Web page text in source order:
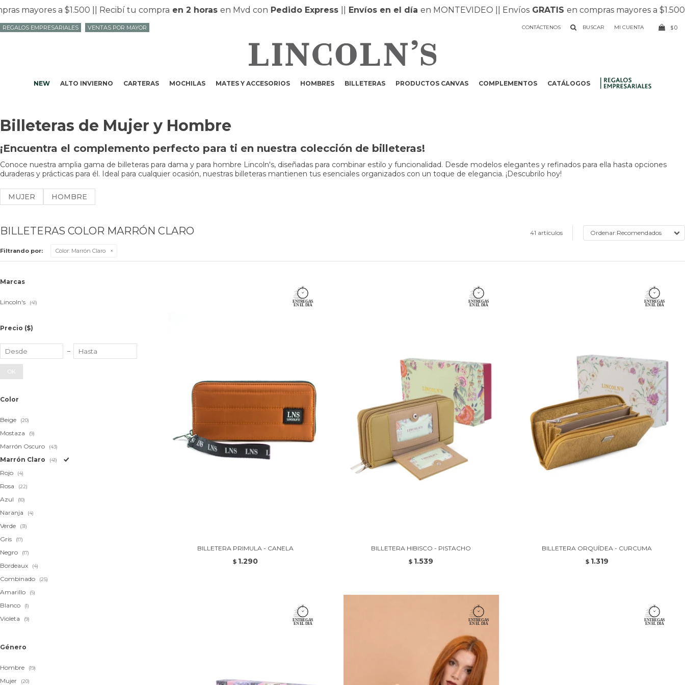
a $1.500 || Recibí tu compraen 2 horas en Mvd conPedido Express||Envíos en el día en MONTEVIDEO || Envíos GRATISen compras mayores a $1.500 ||
NEW ALTO INVIERNO CARTERAS MOCHILAS MATES Y ACCESORIOS HOMBRES BILLETERAS PRODUCTOS CANVAS COMPLEMENTOS CATÁLOGOS
CONTÁCTENOS $0
REGALOS EMPRESARIALES VENTAS POR MAYOR
Billeteras de Mujer y Hombre
¡Encuentra el complemento perfecto para ti en nuestra colección de billeteras!
Conoce nuestra amplia gama de billeteras para dama y para hombre Lincoln's, diseñadas para combinar estilo y funcionalidad. Desde modelos elegantes y refinados para ella hasta opciones
duraderas y prácticas para él. Ideal para cualquier ocasión, nuestras billeteras mantienen tus esenciales organizados con un toque de elegancia. ¡Descubrilo hoy!
MUJER HOMBRE
BILLETERAS COLOR MARRÓN CLARO 41 artículos Recomendados
Filtrando por: Color: Marrón Claro
BILLETERA PRIMULA - CANELA
$ 1.290
BILLETERA HIBISCO - PISTACHO
$ 1.539
BILLETERA ORQUÍDEA - CURCUMA
$ 1.319
Marcas
Lincoln's (41)
Precio ($)
OK
Color
Beige (20)
Mostaza (9)
Marrón Oscuro (43)
Marrón Claro (41)
Rojo (4)
Rosa (22)
Azul (10)
Naranja (4)
Verde (31)
Gris (17)
Negro (17)
Bordeaux (4)
Combinado (25)
Amarillo (5)
Blanco (1)
Violeta (9)
Género
Hombre (19)
Mujer (20)